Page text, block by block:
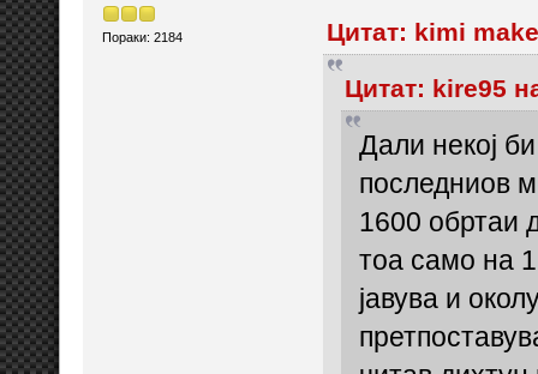
Пораки: 2184 Цитат: kimi
Цитат: kire95
Дали некој
последниов
1600 обртаи
тоа само на
јавува и